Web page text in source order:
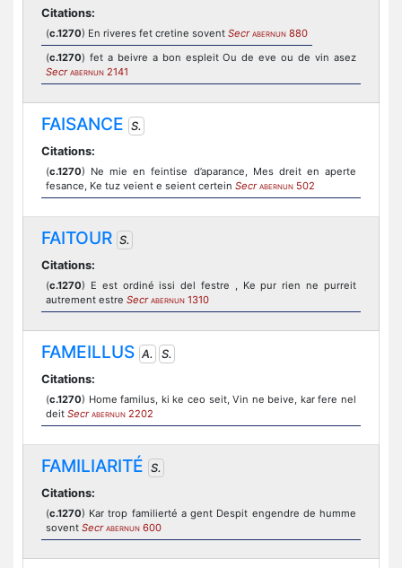
Citations:
(c.1270) En riveres fet cretine sovent Secr ABERNUN 880
(c.1270) fet a beivre a bon espleit Ou de eve ou de vin asez
Secr ABERNUN 2141
FAISANCE S.
Citations:
(c.1270) Ne mie en feintise d’aparance, Mes dreit en aperte
fesance, Ke tuz veient e seient certein Secr ABERNUN 502
FAITOUR S.
Citations:
(c.1270) E est ordiné issi del festre , Ke pur rien ne purreit
autrement estre Secr ABERNUN 1310
FAMEILLUS A.
S.
Citations:
(c.1270) Home familus, ki ke ceo seit, Vin ne beive, kar fere nel
deit Secr ABERNUN 2202
FAMILIARITÉ S.
Citations:
(c.1270) Kar trop familierté a gent Despit engendre de humme
sovent Secr ABERNUN 600